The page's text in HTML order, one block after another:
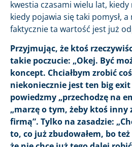
kwestia czasami wielu lat,
kiedy pojawia się taki pomysł,
faktycznie ta wartość jest już
Przyjmując, że ktoś
takie poczucie: „Okej. Być
koncept. Chciałbym zrobić
niekoniecznie jest ten big
powiedzmy „przechodzę na
„marzę o tym, żeby ktoś inny
firmą”. Tylko na zasadzie:
to, co już zbudowałem, bo